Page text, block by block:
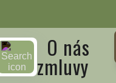
O nás
zmluvy